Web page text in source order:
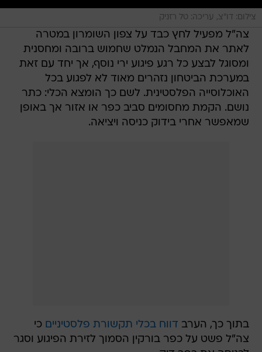
צילום: דו"צ, עריכה: טל רזניק
צה"ל מפעיל לחץ כבד על צפון השומרון במטרה
לאתר את המחבל הנמלט שחמוש ברובה ומחסנית
ומסוגל לבצע כל רגע פיגוע ירי נוסף, אך יחד עם זאת
במערכת הביטחון נזהרים מאוד לא לפגוע בכל
האוכלוסייה הפלסטינית. לשם כך הומצא הכלי: כתר
נושם. הקמת מחסומים סביב כפר או אזור אך באופן
שמאפשר אחרי בידוק כניסה ויציאה.
בתוך כך, הערב דווח בכלי תקשורת פלסטיניים כי
צה"ל פשט על כפר בורקין הסמוך לזירת הפיגוע וסגר